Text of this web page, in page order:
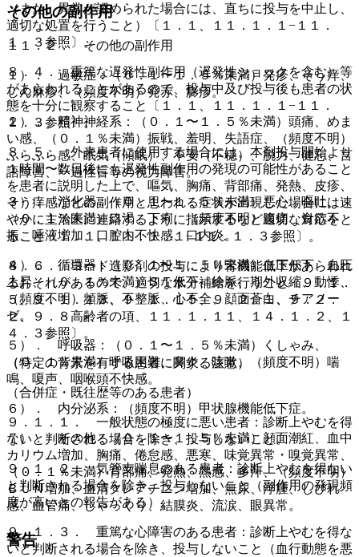
（また、異常が認められた場合には、直ちに投与を中止し、
適切な処置を行うこと）〔１．１、１１．１．１−１１．
１．３参照〕。
８．４． 重篤な遅発性副作用（遅発性ショックを含む）等
があらわれることがあるので、投与中及び投与後も患者の状
態を十分に観察すること〔１．１、１１．１．１−１１．
１．３参照〕。
８．５． 外来患者に使用する場合には、本剤投与開始より
１時間〜数日後にも遅発性副作用の発現の可能性があること
を患者に説明した上で、嘔気、胸痛、背部痛、発熱、皮疹、
そう痒感などの副作用と思われる症状が出現した場合には速
やかに主治医に連絡するように指示するなど適切な対応をと
ること〔１．１、１１．１．１−１１．１．３参照〕。
８．６． ヨード造影剤の投与により腎機能低下があらわれ
るおそれがあるので、適切な水分補給を行うこと〔９．１．
５、９．１．１３、９．１．１５、９．２．１、９．２．
２、９．８高齢者の項、１１．１．１１、１４．１．２、１
４．３参照〕。
（特定の背景を有する患者に関する注意）
（合併症・既往歴等のある患者）
９．１．１． 一般状態の極度に悪い患者：診断上やむを得
ないと判断される場合を除き、投与しないこと。
９．１．２． 気管支喘息のある患者：診断上やむを得ない
と判断される場合を除き、投与しないこと（副作用の発現頻
度が高いとの報告がある）。
９．１．３． 重篤な心障害のある患者：診断上やむを得な
いと判断される場合を除き、投与しないこと（血行動態を悪
その他の副作用
１１．２． その他の副作用
１）． 過敏症：（０．１〜１．５％未満）発疹、そう痒、
じん麻疹、（頻度不明）発赤、膨疹。
２）． 精神神経系：（０．１〜１．５％未満）頭痛、めま
い感、（０．１％未満）振戦、羞明、失語症、（頻度不明）
ふらふら感、眠気（傾眠）、不安（不穏）、脱力、健忘、言
語障害、一過性盲等の視力障害。
３）． 消化器：（０．１〜１．５％未満）悪心、嘔吐、
（０．１％未満）口渇、下痢、（頻度不明）腹痛、食欲不
振、唾液増加、口腔内不快感、口内炎。
４）． 循環器：（０．１〜１．５％未満）血圧低下、血圧
上昇、（０．１％未満）ＳＴ低下、徐脈、期外収縮、動悸、
（頻度不明）頻脈、不整脈、心不全、顔面蒼白、チアノー
ゼ。
５）． 呼吸器：（０．１〜１．５％未満）くしゃみ、
（０．１％未満）呼吸困難、鼻炎、咳嗽、（頻度不明）喘
鳴、嗄声、咽喉頭不快感。
６）． 内分泌系：（頻度不明）甲状腺機能低下症。
７）． その他：（０．１〜１．５％未満）顔面潮紅、血中
カリウム増加、胸痛、倦怠感、悪寒、味覚異常・嗅覚異常、
（０．１％未満）背部痛、発熱、熱感、多汗、（頻度不明）
ＢＵＮ増加、血清クレアチニン増加、無尿、浮腫、しびれ
感、血管痛、しゃっくり、結膜炎、流涙、眼異常。
警告